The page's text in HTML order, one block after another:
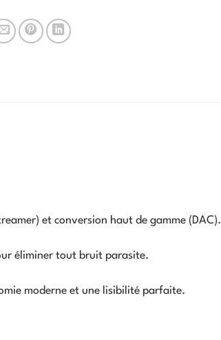
et conversion haut de gamme (DAC).
éliminer tout bruit parasite.
moderne et une lisibilité parfaite.